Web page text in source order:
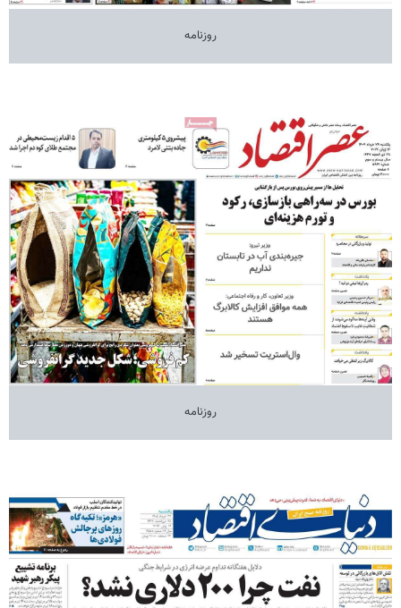
روزنامه
روزنامه